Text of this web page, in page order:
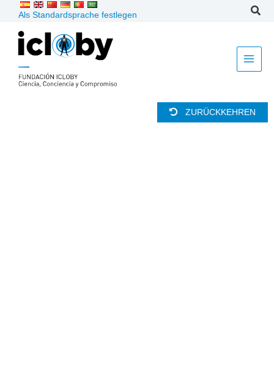
Inhalt
springen
Als Standardsprache festlegen
ZURÜCKKEHREN